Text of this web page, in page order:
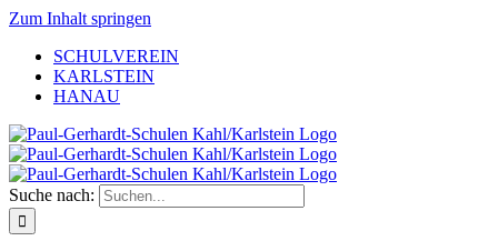
Zum Inhalt springen
SCHULVEREIN
KARLSTEIN
HANAU
Suche nach: